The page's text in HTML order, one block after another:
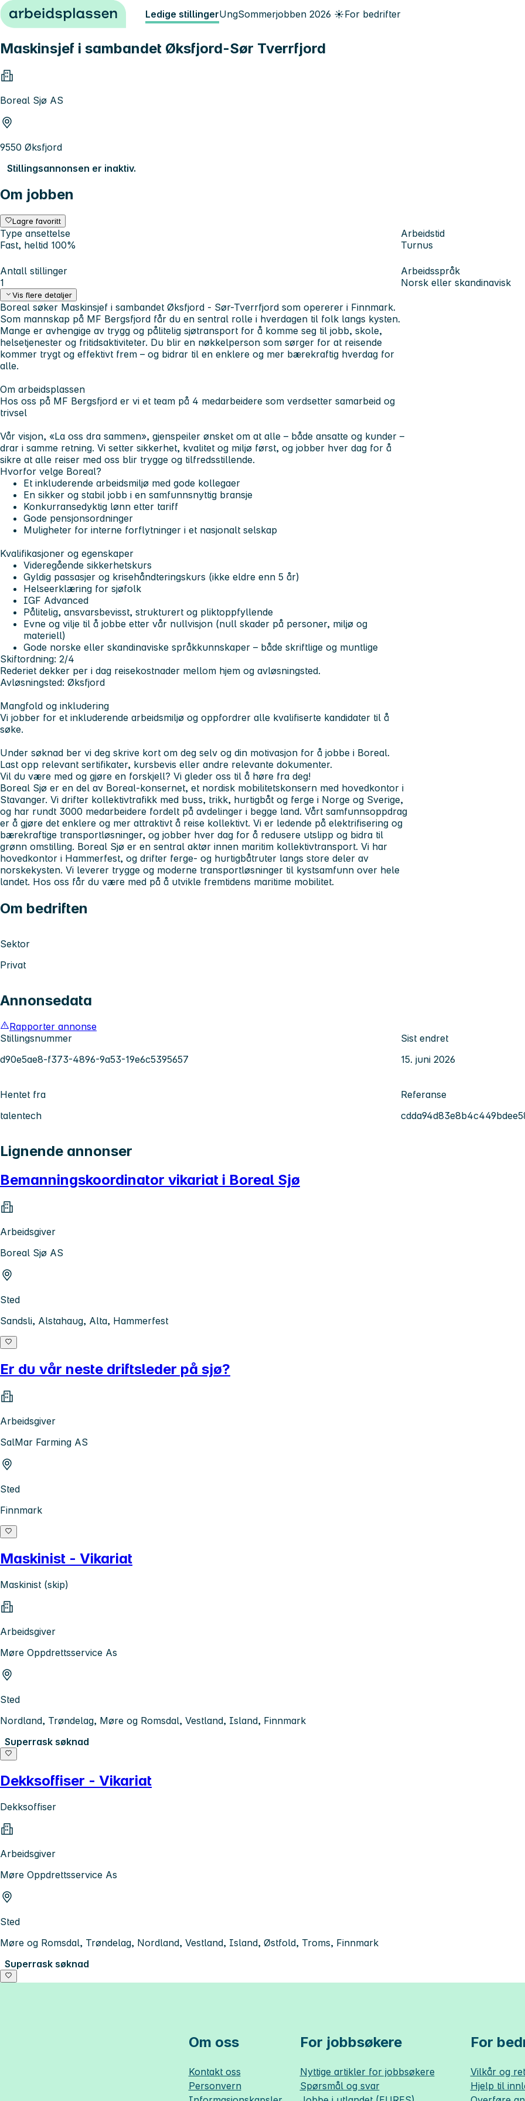
Hopp til innhold Ledige stillingerUngSommerjobben 2026 ☀️For bedrifter
Maskinsjef i sambandet Øksfjord-Sør Tverrfjord
Boreal Sjø AS
9550 Øksfjord
Stillingsannonsen er inaktiv.
Om jobben
Lagre favoritt
Type ansettelse
Fast, heltid 100%
Arbeidstid
Turnus
Antall stillinger
1
Arbeidsspråk
Norsk eller skandinavisk
Vis flere detaljer
Boreal søker Maskinsjef i sambandet Øksfjord - Sør-Tverrfjord som opererer i Finnmark.
Som mannskap på MF Bergsfjord får du en sentral rolle i hverdagen til folk langs kysten.
Mange er avhengige av trygg og pålitelig sjøtransport for å komme seg til jobb, skole,
helsetjenester og fritidsaktiviteter. Du blir en nøkkelperson som sørger for at reisende
kommer trygt og effektivt frem – og bidrar til en enklere og mer bærekraftig hverdag for
alle.
Om arbeidsplassen
Hos oss på MF Bergsfjord er vi et team på 4 medarbeidere som verdsetter samarbeid og
trivsel
Vår visjon, «La oss dra sammen», gjenspeiler ønsket om at alle – både ansatte og kunder –
drar i samme retning. Vi setter sikkerhet, kvalitet og miljø først, og jobber hver dag for å
sikre at alle reiser med oss blir trygge og tilfredsstillende.
Hvorfor velge Boreal?
Et inkluderende arbeidsmiljø med gode kollegaer
En sikker og stabil jobb i en samfunnsnyttig bransje
Konkurransedyktig lønn etter tariff
Gode pensjonsordninger
Muligheter for interne forflytninger i et nasjonalt selskap
Kvalifikasjoner og egenskaper
Videregående sikkerhetskurs
Gyldig passasjer og krisehåndteringskurs (ikke eldre enn 5 år)
Helseerklæring for sjøfolk
IGF Advanced
Pålitelig, ansvarsbevisst, strukturert og pliktoppfyllende
Evne og vilje til å jobbe etter vår nullvisjon (null skader på personer, miljø og
materiell)
Gode norske eller skandinaviske språkkunnskaper – både skriftlige og muntlige
Skiftordning: 2/4
Rederiet dekker per i dag reisekostnader mellom hjem og avløsningsted.
Avløsningsted: Øksfjord
Mangfold og inkludering
Vi jobber for et inkluderende arbeidsmiljø og oppfordrer alle kvalifiserte kandidater til å
søke.
Under søknad ber vi deg skrive kort om deg selv og din motivasjon for å jobbe i Boreal.
Last opp relevant sertifikater, kursbevis eller andre relevante dokumenter.
Vil du være med og gjøre en forskjell? Vi gleder oss til å høre fra deg!
Boreal Sjø er en del av Boreal-konsernet, et nordisk mobilitetskonsern med hovedkontor i
Stavanger. Vi drifter kollektivtrafikk med buss, trikk, hurtigbåt og ferge i Norge og Sverige,
og har rundt 3000 medarbeidere fordelt på avdelinger i begge land. Vårt samfunnsoppdrag
er å gjøre det enklere og mer attraktivt å reise kollektivt. Vi er ledende på elektrifisering og
bærekraftige transportløsninger, og jobber hver dag for å redusere utslipp og bidra til
grønn omstilling. Boreal Sjø er en sentral aktør innen maritim kollektivtransport. Vi har
hovedkontor i Hammerfest, og drifter ferge- og hurtigbåtruter langs store deler av
norskekysten. Vi leverer trygge og moderne transportløsninger til kystsamfunn over hele
landet. Hos oss får du være med på å utvikle fremtidens maritime mobilitet.
Om bedriften
Sektor
Privat
Annonsedata
Rapporter annonse
Stillingsnummer
d90e5ae8-f373-4896-9a53-19e6c5395657
Sist endret
15. juni 2026
Hentet fra
talentech
Referanse
Lignende annonser
Bemanningskoordinator vikariat i Boreal Sjø
Arbeidsgiver
Boreal Sjø AS
Sted
Sandsli, Alstahaug, Alta, Hammerfest
Er du vår neste driftsleder på sjø?
Arbeidsgiver
SalMar Farming AS
Sted
Finnmark
Maskinist - Vikariat
Maskinist (skip)
Arbeidsgiver
Møre Oppdrettsservice As
Sted
Nordland, Trøndelag, Møre og Romsdal, Vestland, Island, Finnmark
Superrask søknad
Dekksoffiser - Vikariat
Dekksoffiser
Arbeidsgiver
Møre Oppdrettsservice As
Sted
Møre og Romsdal, Trøndelag, Nordland, Vestland, Island, Østfold, Troms, Finnmark
Superrask søknad
Om oss
Kontakt oss
Personvern
For jobbsøkere
Nyttige artikler for jobbsøkere
Spørsmål og svar
For
Vilkår og
Hjelp til